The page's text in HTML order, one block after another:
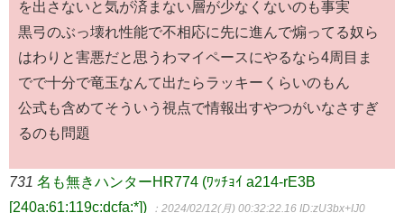
を出さないと気が済まない層が少なくないのも事実
黒弓のぶっ壊れ性能で不相応に先に進んで煽ってる奴ら
はわりと害悪だと思うわマイペースにやるなら4周目ま
でで十分で竜玉なんて出たらラッキーくらいのもん
公式も含めてそういう視点で情報出すやつがいなさすぎ
るのも問題
731 名も無きハンターHR774 (ﾜｯﾁｮｲ a214-rE3B
[240a:61:119c:dcfa:*])
：2024/02/12(月) 00:32:22.16 ID:zU3bx+IJ0